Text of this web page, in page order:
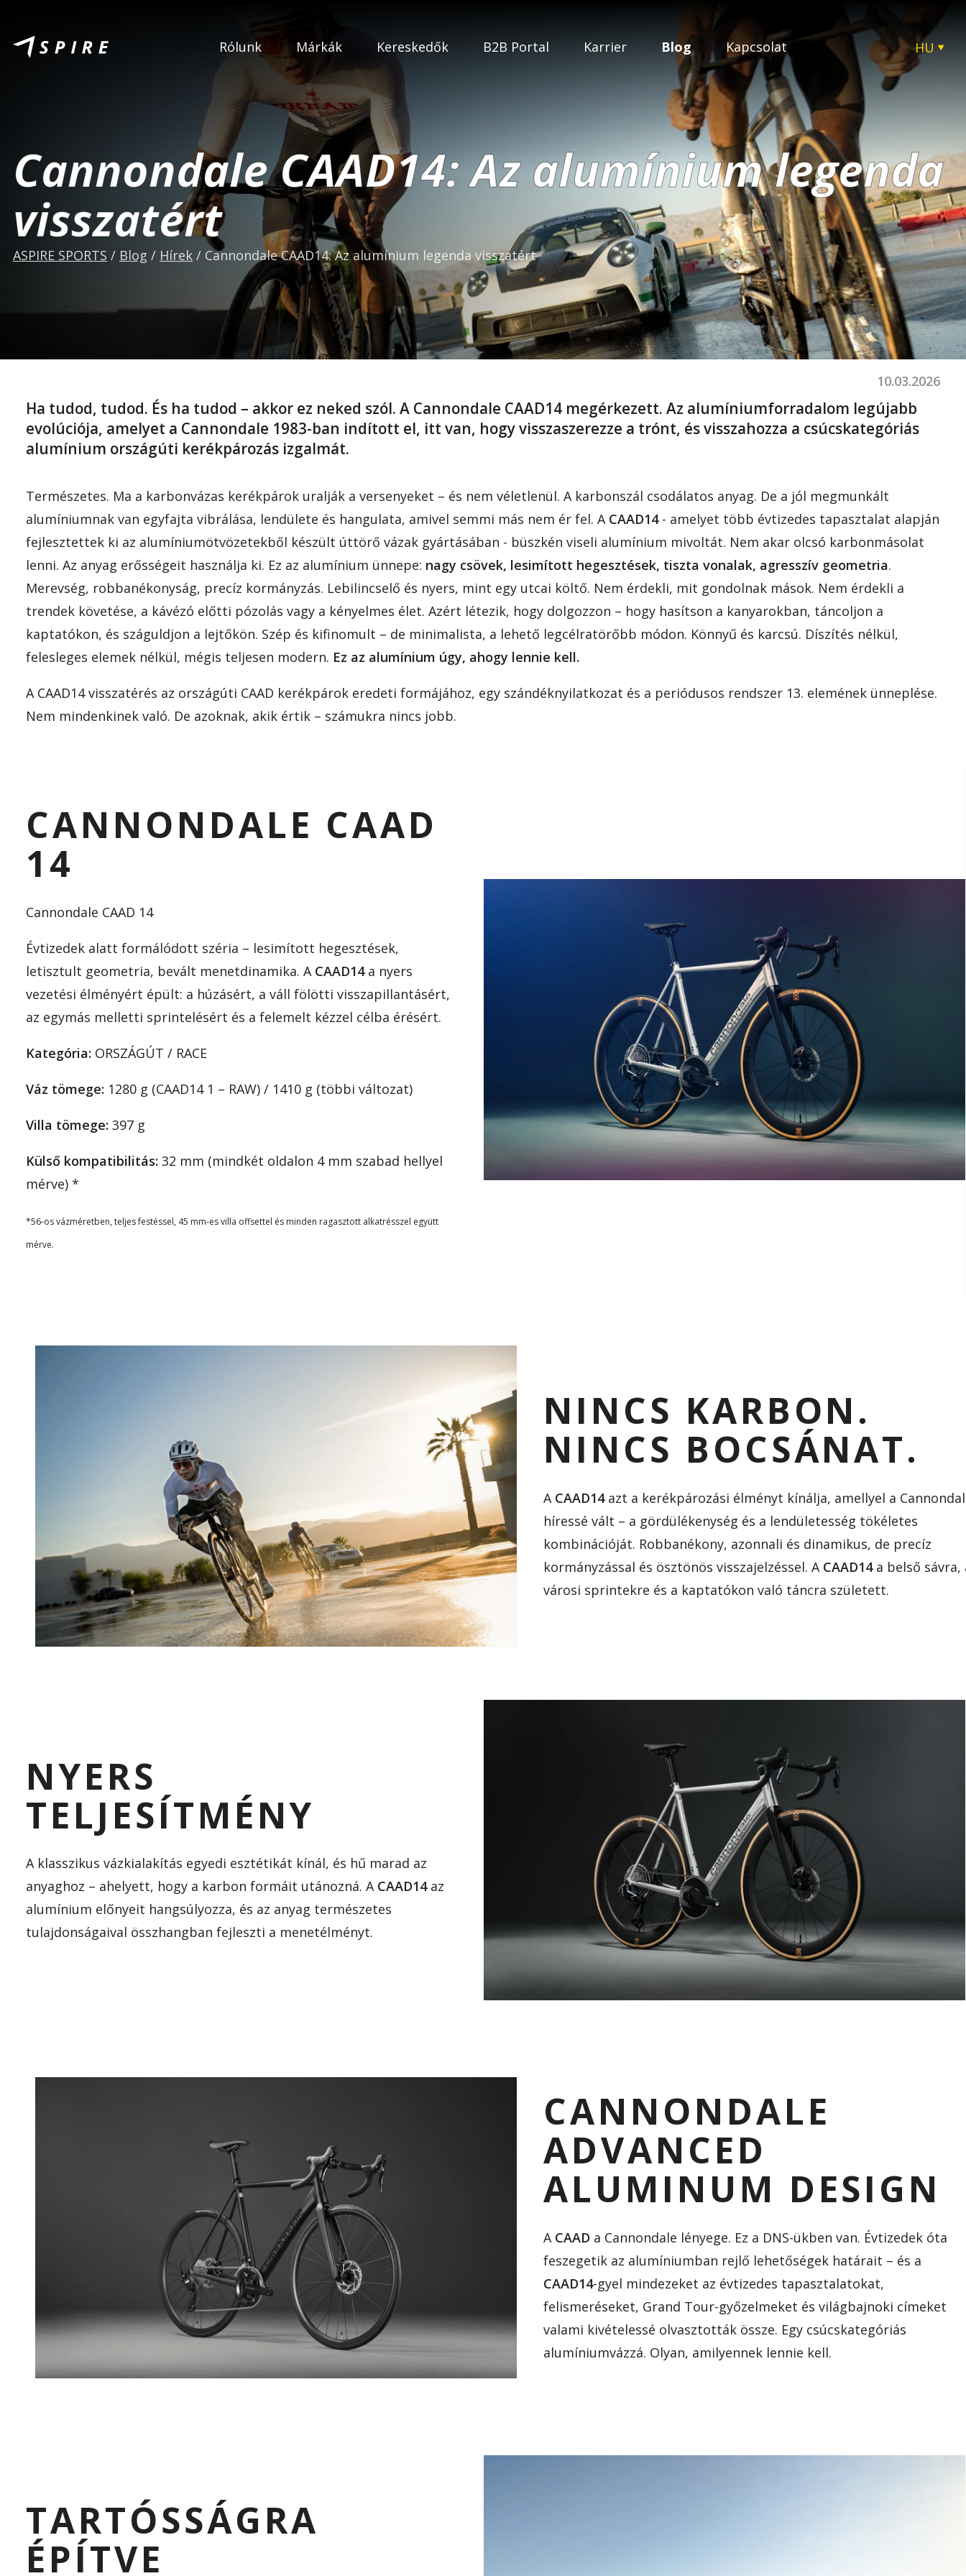
Rólunk Márkák Kereskedők B2B Portal Karrier Blog Kapcsolat
HU
CZ
Cannondale CAAD14: Az alumínium legenda
visszatért
ASPIRE SPORTS / Blog / Hírek / Cannondale CAAD14: Az alumínium legenda visszatért
10.03.2026
Ha tudod, tudod. És ha tudod – akkor ez neked szól. A Cannondale CAAD14 megérkezett. Az alumíniumforradalom legújabb
evolúciója, amelyet a Cannondale 1983-ban indított el, itt van, hogy visszaszerezze a trónt, és visszahozza a csúcskategóriás
alumínium országúti kerékpározás izgalmát.
Természetes. Ma a karbonvázas kerékpárok uralják a versenyeket – és nem véletlenül. A karbonszál csodálatos anyag. De a jól megmunkált
alumíniumnak van egyfajta vibrálása, lendülete és hangulata, amivel semmi más nem ér fel. A CAAD14- amelyet több évtizedes tapasztalat alapján
fejlesztettek ki az alumíniumötvözetekből készült úttörő vázak gyártásában - büszkén viseli alumínium mivoltát. Nem akar olcsó karbonmásolat
lenni. Az anyag erősségeit használja ki. Ez az alumínium ünnepe: nagy csövek, lesimított hegesztések, tiszta vonalak, agresszív geometria.
Merevség, robbanékonyság, precíz kormányzás. Lebilincselő és nyers, mint egy utcai költő. Nem érdekli, mit gondolnak mások. Nem érdekli a
trendek követése, a kávézó előtti pózolás vagy a kényelmes élet. Azért létezik, hogy dolgozzon – hogy hasítson a kanyarokban, táncoljon a
kaptatókon, és száguldjon a lejtőkön. Szép és kifinomult – de minimalista, a lehető legcélratörőbb módon. Könnyű és karcsú. Díszítés nélkül,
felesleges elemek nélkül, mégis teljesen modern. Ez az alumínium úgy, ahogy lennie kell.
A CAAD14 visszatérés az országúti CAAD kerékpárok eredeti formájához, egy szándéknyilatkozat és a periódusos rendszer 13. elemének ünneplése.
Nem mindenkinek való. De azoknak, akik értik – számukra nincs jobb.
CANNONDALE CAAD
14
Cannondale CAAD 14
Évtizedek alatt formálódott széria – lesimított hegesztések,
letisztult geometria, bevált menetdinamika. A CAAD14a nyers
vezetési élményért épült: a húzásért, a váll fölötti visszapillantásért,
az egymás melletti sprintelésért és a felemelt kézzel célba érésért.
Kategória: ORSZÁGÚT / RACE
Váz tömege: 1280 g (CAAD14 1 – RAW) / 1410 g (többi változat)
Villa tömege: 397 g
Külső kompatibilitás: 32 mm (mindkét oldalon 4 mm szabad hellyel
mérve) *
*56-os vázméretben, teljes festéssel, 45 mm-es villa offsettel és minden ragasztott alkatrésszel együtt
mérve.
NINCS KARBON.
NINCS BOCSÁNAT.
A CAAD14azt a kerékpározási élményt kínálja, amellyel a
híressé vált – a gördülékenység és a lendületesség tökéletes
kombinációját. Robbanékony, azonnali és dinamikus, de precíz
kormányzással és ösztönös visszajelzéssel. A CAAD14a belső sávra,
városi sprintekre és a kaptatókon való táncra született.
NYERS
TELJESÍTMÉNY
A klasszikus vázkialakítás egyedi esztétikát kínál, és hű marad az
anyaghoz – ahelyett, hogy a karbon formáit utánozná. A CAAD14az
alumínium előnyeit hangsúlyozza, és az anyag természetes
tulajdonságaival összhangban fejleszti a menetélményt.
CANNONDALE
ADVANCED
ALUMINUM DESIGN
A CAAD a Cannondale lényege. Ez a DNS-ükben van. Évtizedek óta
feszegetik az alumíniumban rejlő lehetőségek határait – és a
CAAD14-gyel mindezeket az évtizedes tapasztalatokat,
felismeréseket, Grand Tour-győzelmeket és világbajnoki címeket
valami kivételessé olvasztották össze. Egy csúcskategóriás
alumíniumvázzá. Olyan, amilyennek lennie kell.
TARTÓSSÁGRA
ÉPÍTVE